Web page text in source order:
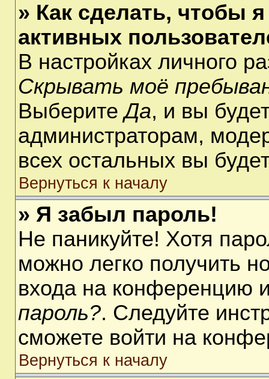
» Как сделать, чтобы
активных
В настройках личного
Скрывать моё
ВыберитеДа, и вы
администраторам,
всех остальных вы
Вернуться к началу
» Я забыл пароль!
Не паникуйте! Хотя
можно легко получить
входа на конференцию
пароль?. Следуйте
сможете войти на
Вернуться к началу